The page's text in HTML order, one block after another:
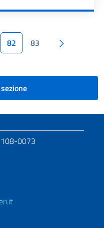
82 83
0073